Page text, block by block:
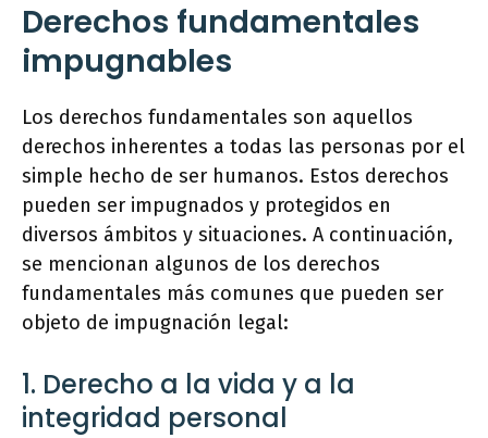
Derechos fundamentales
impugnables
Los derechos fundamentales son aquellos
derechos inherentes a todas las personas por el
simple hecho de ser humanos. Estos derechos
pueden ser impugnados y protegidos en
diversos ámbitos y situaciones. A continuación,
se mencionan algunos de los derechos
fundamentales más comunes que pueden ser
objeto de impugnación legal:
1. Derecho a la vida y a la
integridad personal